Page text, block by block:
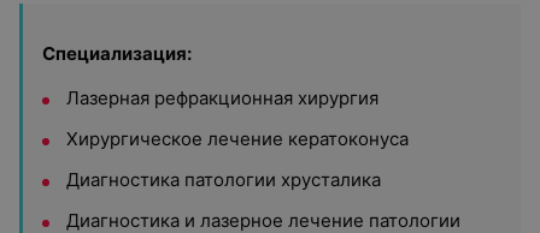
Специализация:
Лазерная рефракционная хирургия
Хирургическое лечение кератоконуса
Диагностика патологии хрусталика
Диагностика и лазерное лечение патологии